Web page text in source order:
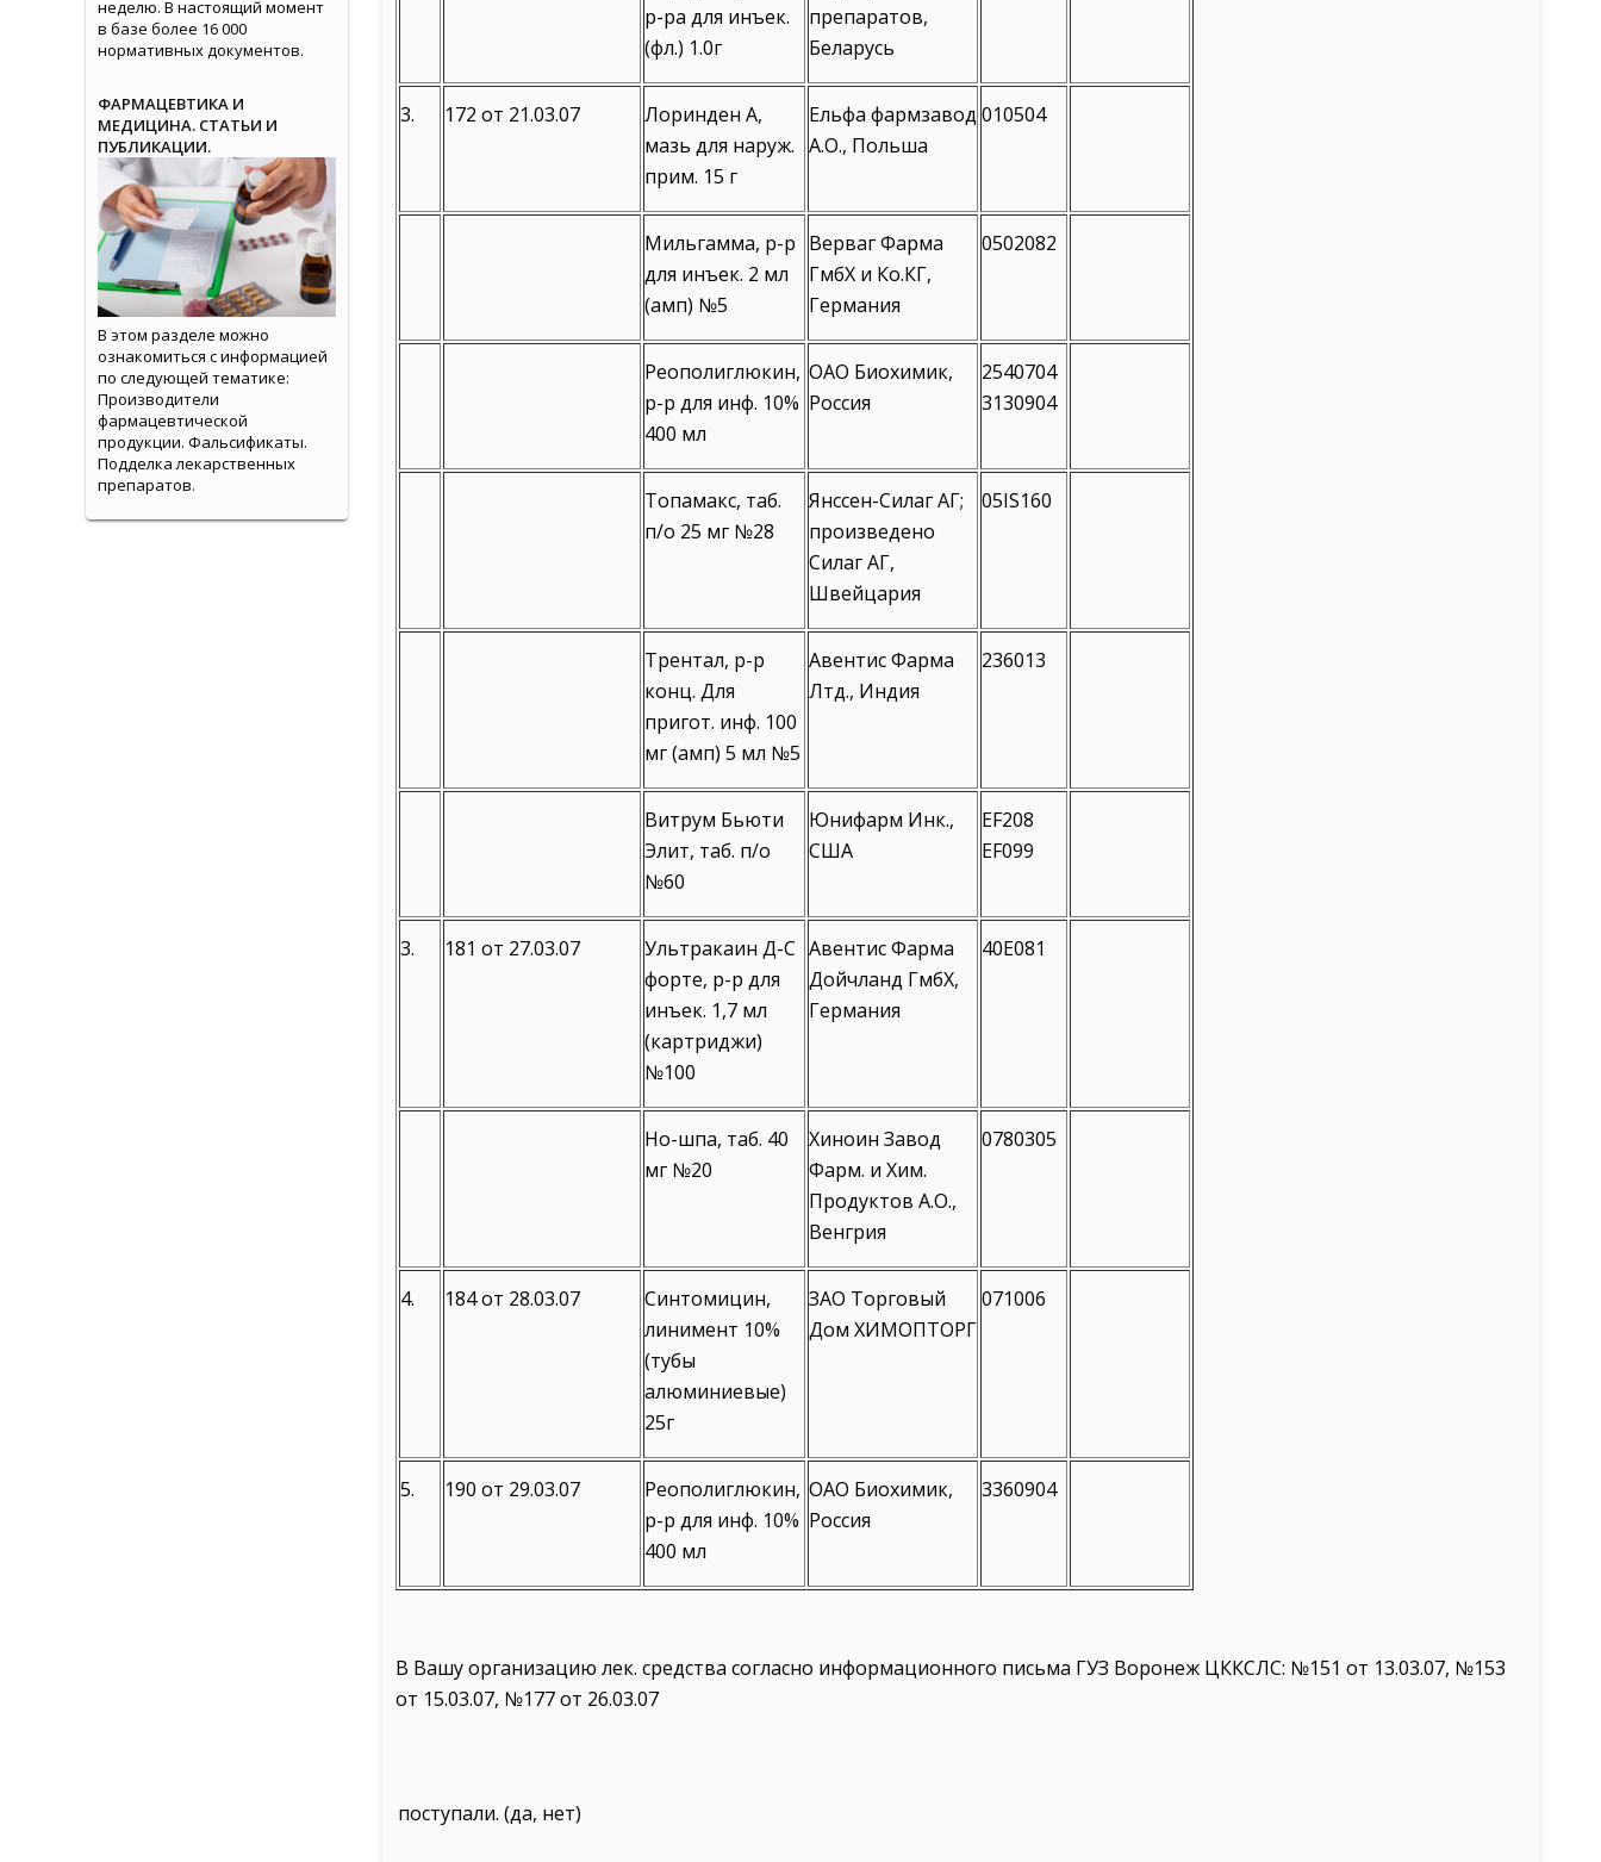
р-ра для инъек.
(фл.) 1.0г
препаратов,
Беларусь
3. 172 от 21.03.07
Лоринден А,
мазь для наруж.
прим. 15 г
Ельфа фармзавод
А.О., Польша
010504
Мильгамма, р-р
для инъек. 2 мл
(амп) №5
Верваг Фарма
ГмбХ и Ко.КГ,
Германия
0502082
Реополиглюкин,
р-р для инф. 10%
400 мл
ОАО Биохимик,
Россия
2540704
3130904
Топамакс, таб.
п/о 25 мг №28
Янссен-Силаг АГ;
произведено
Силаг АГ,
Швейцария
05IS160
Трентал, р-р
конц. Для
пригот. инф. 100
мг (амп) 5 мл №5
Авентис Фарма
Лтд., Индия
236013
Витрум Бьюти
Элит, таб. п/о
№60
Юнифарм Инк.,
США
EF208
EF099
3. 181 от 27.03.07
Ультракаин Д-С
форте, р-р для
инъек. 1,7 мл
(картриджи)
№100
Авентис Фарма
Дойчланд ГмбХ,
Германия
40Е081
Но-шпа, таб. 40
мг №20
Хиноин Завод
Фарм. и Хим.
Продуктов А.О.,
Венгрия
0780305
4. 184 от 28.03.07
Синтомицин,
линимент 10%
(тубы
алюминиевые)
25г
ЗАО Торговый
Дом ХИМОПТОРГ
071006
5. 190 от 29.03.07
Реополиглюкин,
р-р для инф. 10%
400 мл
ОАО Биохимик,
Россия
3360904
В Вашу организацию лек. средства согласно информационного письма ГУЗ Воронеж ЦККСЛС: №151 от 13.03.07, №153
от 15.03.07, №177 от 26.03.07
поступали. (да, нет)
неделю. В настоящий момент
в базе более 16 000
нормативных документов.
ФАРМАЦЕВТИКА И
МЕДИЦИНА. СТАТЬИ И
ПУБЛИКАЦИИ.
В этом разделе можно
ознакомиться с информацией
по следующей тематике:
Производители
фармацевтической
продукции. Фальсификаты.
Подделка лекарственных
препаратов.